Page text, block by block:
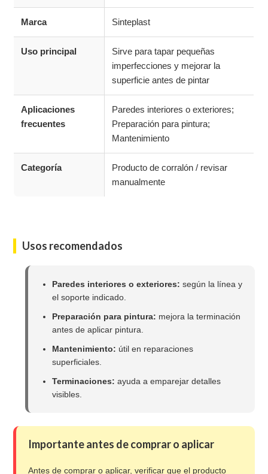
Marca Sinteplast
Uso principal
Sirve para tapar pequeñas
imperfecciones y mejorar la
superficie antes de pintar
Aplicaciones
frecuentes
Paredes interiores o exteriores;
Preparación para pintura;
Mantenimiento
Categoría
Producto de corralón / revisar
manualmente
Usos recomendados
Paredes interiores o exteriores: según la línea y
el soporte indicado.
Preparación para pintura: mejora la terminación
antes de aplicar pintura.
Mantenimiento: útil en reparaciones
superficiales.
Terminaciones: ayuda a emparejar detalles
visibles.
Importante antes de comprar o aplicar
Antes de comprar o aplicar, verificar que el producto